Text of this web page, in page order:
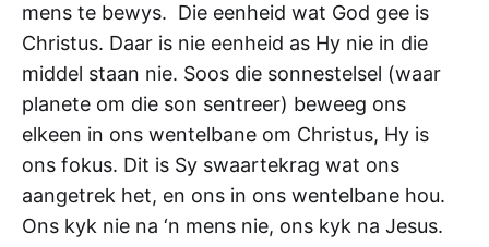
mens te bewys. Die eenheid wat God gee is
Christus. Daar is nie eenheid as Hy nie in die
middel staan nie. Soos die sonnestelsel (waar
planete om die son sentreer) beweeg ons
elkeen in ons wentelbane om Christus, Hy is
ons fokus. Dit is Sy swaartekrag wat ons
aangetrek het, en ons in ons wentelbane hou.
Ons kyk nie na ‘n mens nie, ons kyk na Jesus.